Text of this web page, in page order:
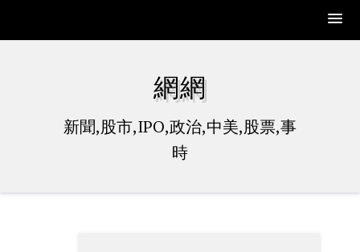
網網
新聞,股市,IPO,政治,中美,股票,事
時